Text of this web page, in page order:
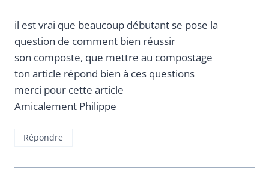
il est vrai que beaucoup débutant se pose la
question de comment bien réussir
son composte, que mettre au compostage
ton article répond bien à ces questions
merci pour cette article
Amicalement Philippe
Répondre